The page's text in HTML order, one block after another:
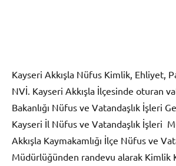
Kayseri Akkışla Nüfus Kimlik, Ehliyet,
NVİ. Kayseri Akkışla İlçesinde oturan
Bakanlığı Nüfus ve Vatandaşlık İşleri
Kayseri İl Nüfus ve Vatandaşlık İşleri
Akkışla Kaymakamlığı İlçe Nüfus ve
Müdürlüğünden randevu alarak Kimlik